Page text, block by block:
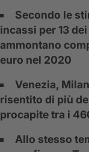
Secondo le
incassi per 13
ammontano
euro nel 2020
Venezia,
risentito di più
procapite tra i
Allo stesso